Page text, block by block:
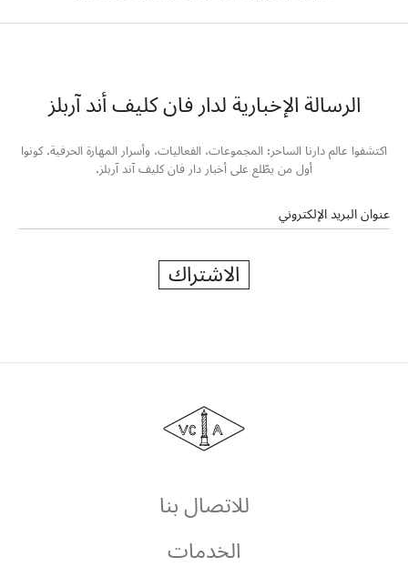
الرسالة الإخبارية لدار فان كليف أند آربلز
اكتشفوا عالم دارنا الساحر: المجموعات، الفعاليات، وأسرار المهارة الحرفية. كونوا
أول من يطّلع على أخبار دار فان كليف آند آربلز.
عنوان البريد الإلكتروني
فان
كليف
آربلز
للاتصال بنا
الخدمات